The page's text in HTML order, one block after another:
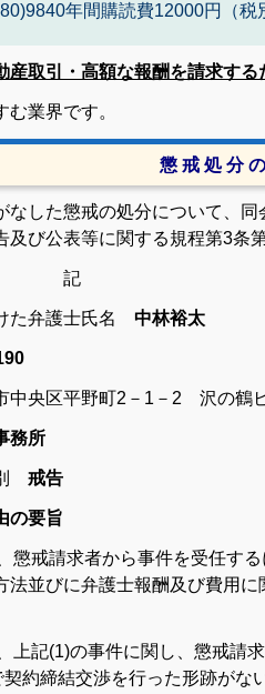
年間購読費12000円（税
産取引・高額な報酬を請求する
む業界です。
懲 戒 処 分
なした懲戒の処分について、同
及び公表等に関する規程第3条
た弁護士氏名 中林裕太
央区平野町2－1－2 沢の鶴
務所
戒告
の要旨
懲戒請求者から事件を受任す
法並びに弁護士報酬及び費用
上記(1)の事件に関し、懲戒請
約締結交渉を行った形跡がな